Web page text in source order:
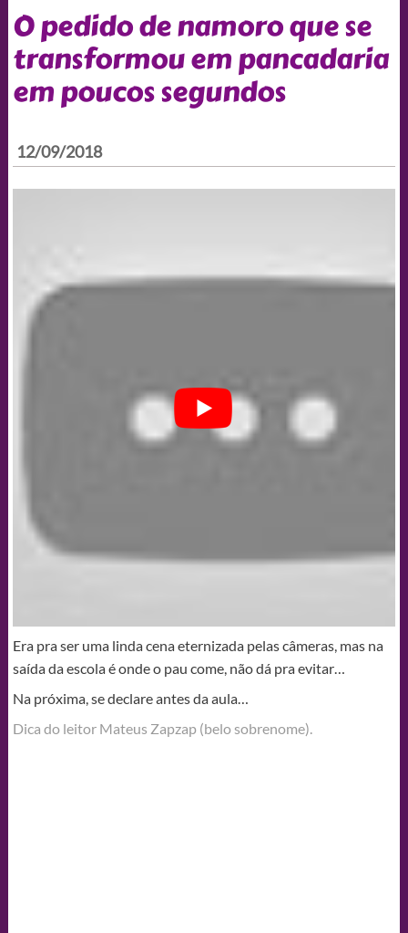
O pedido de namoro que se
transformou em pancadaria
em poucos segundos
12/09/2018
Era pra ser uma linda cena eternizada pelas câmeras, mas na
saída da escola é onde o pau come, não dá pra evitar…
Na próxima, se declare antes da aula…
Dica do leitor Mateus Zapzap (belo sobrenome).